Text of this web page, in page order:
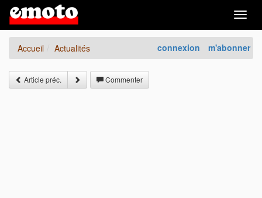
connexion m'abonner
Accueil Actualités
Article préc. Commenter